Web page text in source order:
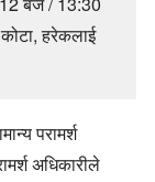
हरेकलाई
परामर्श
अधिकारीले